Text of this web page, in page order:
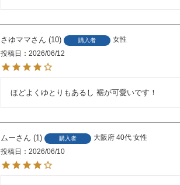
さゆママ 10 購入者
女性
投稿日
2026/06/12
ほどよくゆとりもあるし 裾が可愛いです！
ムー 1 購入者 大阪府 40代 女性
投稿日
2026/06/10